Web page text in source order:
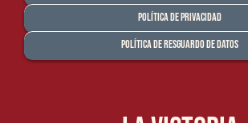
Política de Privacidad
Política de Resguardo de Datos